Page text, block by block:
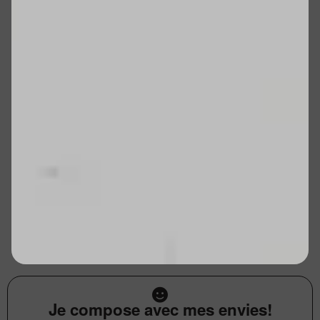
Je compose avec mes envies!